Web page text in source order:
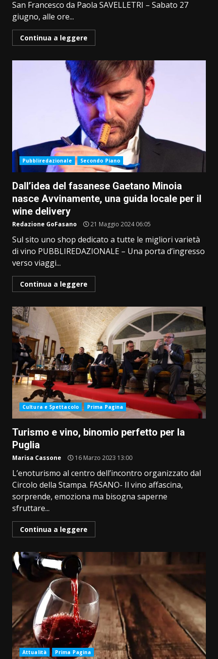
San Francesco da Paola SAVELLETRI – Sabato 27
giugno, alle ore...
Continua a leggere
Pubbliredazionale Secondo Piano
Dall’idea del fasanese Gaetano Minoia
nasce Avvinamente, una guida locale per il
wine delivery
Redazione GoFasano 21 Maggio 2024 06:05
Sul sito uno shop dedicato a tutte le migliori varietà
di vino PUBBLIREDAZIONALE – Una porta d’ingresso
verso viaggi...
Continua a leggere
Cultura e Spettacolo Prima Pagina
Turismo e vino, binomio perfetto per la
Puglia
Marisa Cassone 16 Marzo 2023 13:00
L’enoturismo al centro dell’incontro organizzato dal
Circolo della Stampa. FASANO- Il vino affascina,
sorprende, emoziona ma bisogna saperne
sfruttare...
Continua a leggere
Attualità Prima Pagina